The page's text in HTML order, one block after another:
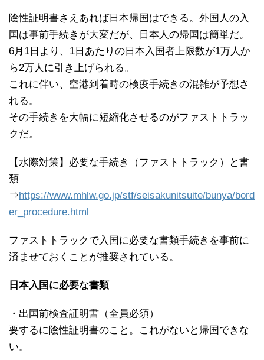
陰性証明書さえあれば日本帰国はできる。外国人の入
国は事前手続きが大変だが、日本人の帰国は簡単だ。
6月1日より、1日あたりの日本入国者上限数が1万人か
ら2万人に引き上げられる。
これに伴い、空港到着時の検疫手続きの混雑が予想さ
れる。
その手続きを大幅に短縮化させるのがファストトラッ
クだ。
【水際対策】必要な手続き（ファストトラック）と書
類
⇒https://www.mhlw.go.jp/stf/seisakunitsuite/bunya/bord
er_procedure.html
ファストトラックで入国に必要な書類手続きを事前に
済ませておくことが推奨されている。
日本入国に必要な書類
・出国前検査証明書（全員必須）
要するに陰性証明書のこと。これがないと帰国できな
い。